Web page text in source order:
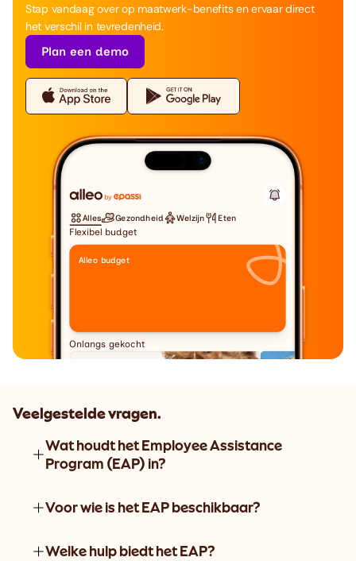
Flexibel budget
Alleo budget
Onlangs gekocht
Treatwell
Massages en wellness
Alles Gezondheid Welzijn Eten
Stap vandaag over op maatwerk-benefits en ervaar direct
het verschil in tevredenheid.
Plan een demo
Veelgestelde vragen.
Wat houdt het Employee Assistance
Program (EAP) in?
Voor wie is het EAP beschikbaar?
Welke hulp biedt het EAP?